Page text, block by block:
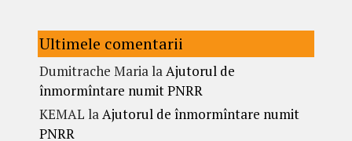
Ultimele comentarii
Dumitrache MarialaAjutorul de
înmormîntare numit PNRR
KEMAL laAjutorul de înmormîntare numit
PNRR